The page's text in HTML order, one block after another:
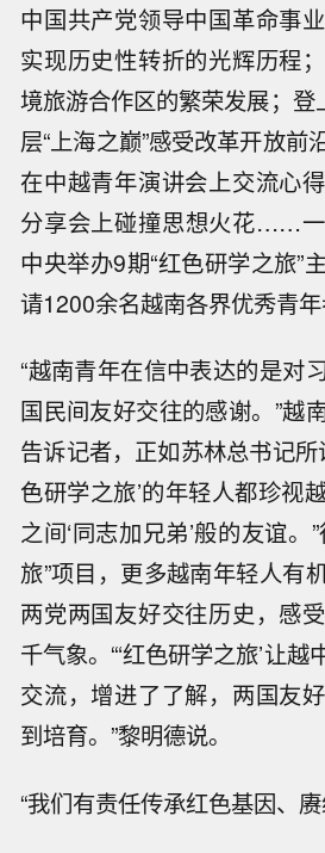
中国共产党领导中国革命事
实现历史性转折的光辉历程
境旅游合作区的繁荣发展；
层“上海之巅”感受改革开放前
在中越青年演讲会上交流心
分享会上碰撞思想火花……
中央举办9期“红色研学之旅”
请1200余名越南各界优秀青年
“越南青年在信中表达的是对
国民间友好交往的感谢。”越
告诉记者，正如苏林总书记所
色研学之旅’的年轻人都珍视
之间‘同志加兄弟’般的友谊。
旅”项目，更多越南年轻人有
两党两国友好交往历史，感
千气象。“‘红色研学之旅’让
交流，增进了了解，两国友
到培育。”黎明德说。
“我们有责任传承红色基因、